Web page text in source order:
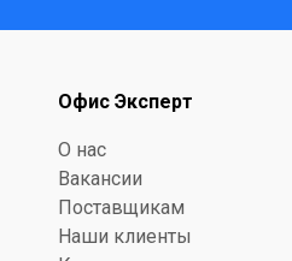
Офис Эксперт
О нас
Вакансии
Поставщикам
Наши клиенты